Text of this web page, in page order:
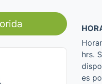
hrs.
es